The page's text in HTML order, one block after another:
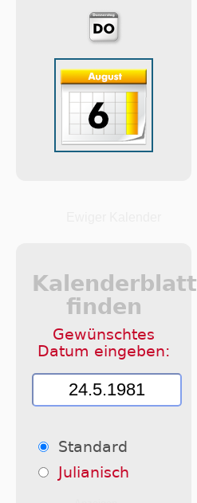
Kalenderblatt
finden
Gewünschtes
Datum eingeben:
Standard
Julianisch